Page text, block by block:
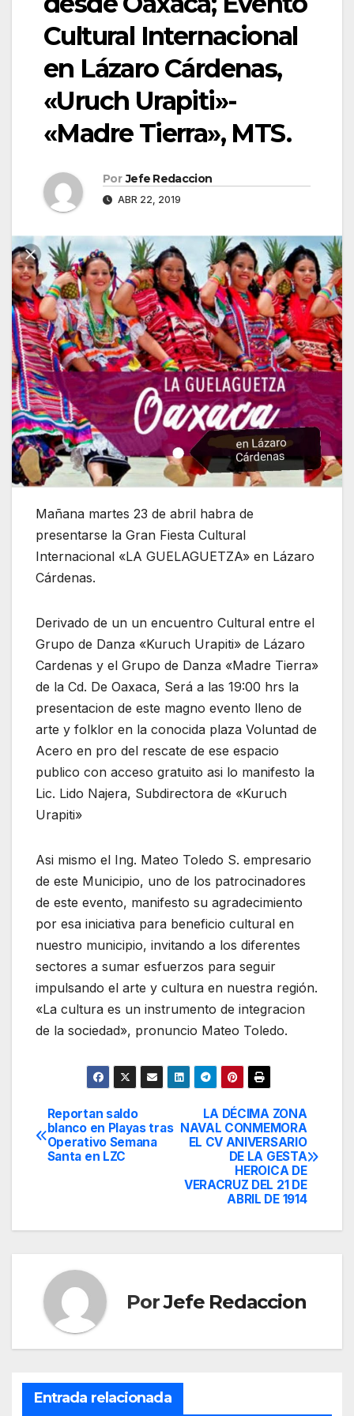
Cultural Internacional
en Lázaro Cárdenas,
«Uruch Urapiti»-
«Madre Tierra», MTS.
Por Jefe Redaccion
ABR 22, 2019
Mañana martes 23 de abril habra de
presentarse la Gran Fiesta Cultural
Internacional «LA GUELAGUETZA» en Lázaro
Cárdenas.
Derivado de un un encuentro Cultural entre el
Grupo de Danza «Kuruch Urapiti» de Lázaro
Cardenas y el Grupo de Danza «Madre Tierra»
de la Cd. De Oaxaca, Será a las 19:00 hrs la
presentacion de este magno evento lleno de
arte y folklor en la conocida plaza Voluntad de
Acero en pro del rescate de ese espacio
publico con acceso gratuito asi lo manifesto la
Lic. Lido Najera, Subdirectora de «Kuruch
Urapiti»
Asi mismo el Ing. Mateo Toledo S. empresario
de este Municipio, uno de los patrocinadores
de este evento, manifesto su agradecimiento
por esa iniciativa para beneficio cultural en
nuestro municipio, invitando a los diferentes
sectores a sumar esfuerzos para seguir
impulsando el arte y cultura en nuestra región.
«La cultura es un instrumento de integracion
de la sociedad», pronuncio Mateo Toledo.
Navegación
de
LA DÉCIMA ZONA
NAVAL CONMEMORA
EL CV ANIVERSARIO
DE LA GESTA
HEROICA DE
VERACRUZ DEL 21 DE
ABRIL DE 1914
Reportan saldo
blanco en Playas tras
Operativo Semana
Santa en LZC
PorJefe Redaccion
Entrada relacionada